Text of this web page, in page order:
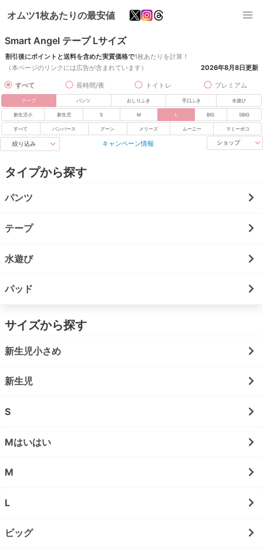
オムツ1枚あたりの最安値
Smart Angel テープ Lサイズ
割引後にポイントと送料を含めた実質価格で1枚あたりを計算！
（本ページのリンクには広告が含まれています）
2026年8月8日更新
すべて 長時間/夜 トイトレ プレミアム
テープ パンツ おしりふき 手口ふき 水遊び
新生児小 新生児 S M L BIG SBIG
すべて パンパース グーン メリーズ ムーニー マミーポコ
絞り込み キャンペーン情報 ショップ
タイプから探す
パンツ
テープ
水遊び
パッド
サイズから探す
新生児小さめ
新生児
S
Mはいはい
M
L
ビッグ